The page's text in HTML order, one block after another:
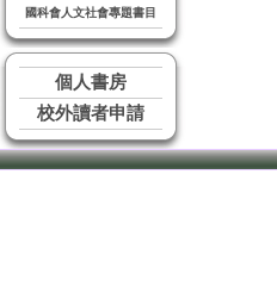
國科會人文社會專題書目
個人書房
校外讀者申請